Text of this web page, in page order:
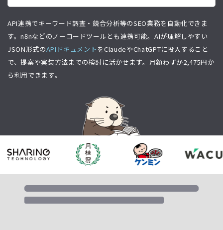
API連携でキーワード調査・競合分析等のSEO業務を自動化できま
す。n8nなどのノーコードツールとも連携可能。AIが理解しやすい
JSON形式のAPIドキュメント をClaudeやChatGPTに投入すること
で、提案や実装方法までの検討に活かせます。月額わずか2,475円か
ら利用できます。